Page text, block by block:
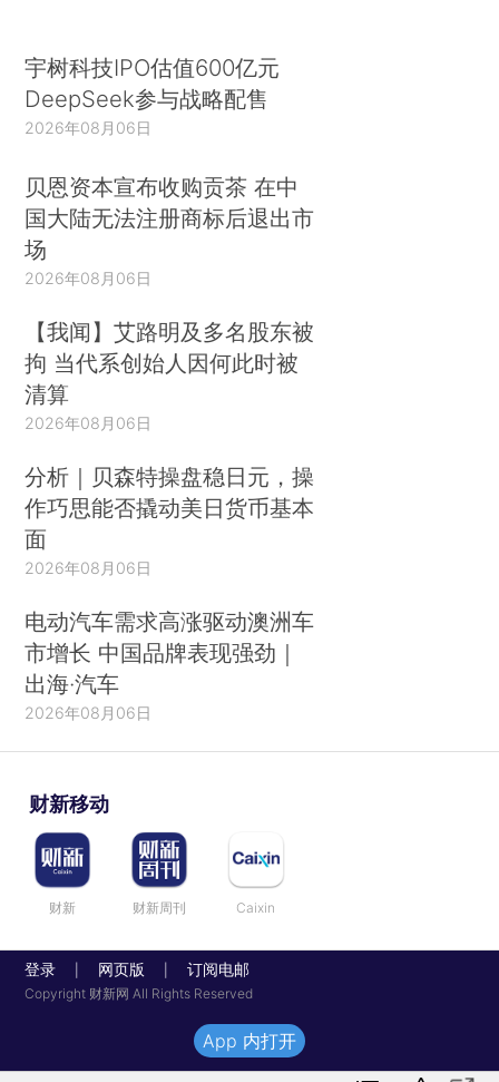
宇树科技IPO估值600亿元
DeepSeek参与战略配售
2026年08月06日
贝恩资本宣布收购贡茶 在中
国大陆无法注册商标后退出市
场
2026年08月06日
【我闻】艾路明及多名股东被
拘 当代系创始人因何此时被
清算
2026年08月06日
分析｜贝森特操盘稳日元，操
作巧思能否撬动美日货币基本
面
2026年08月06日
电动汽车需求高涨驱动澳洲车
市增长 中国品牌表现强劲｜
出海·汽车
2026年08月06日
财新移动
财新 财新周刊 Caixin
登录 网页版 订阅电邮
Copyright 财新网 All Rights Reserved
App 内打开